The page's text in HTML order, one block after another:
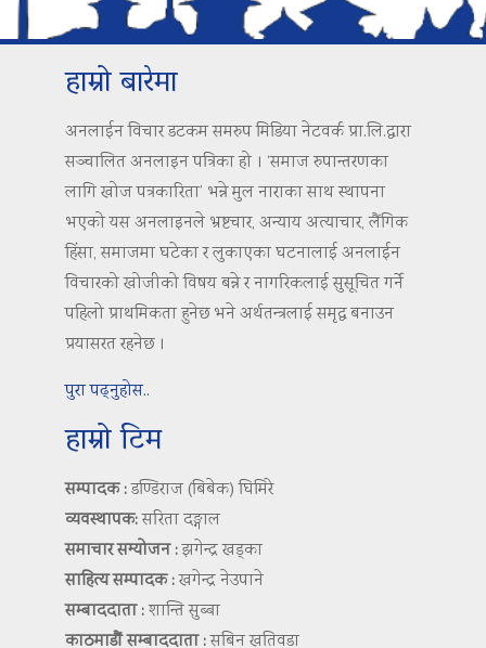
हाम्रो बारेमा
अनलाईन विचार डटकम समरुप मिडिया नेटवर्क प्रा.लि.द्वारा
सञ्चालित अनलाइन पत्रिका हो । ‘समाज रुपान्तरणका
लागि खोज पत्रकारिता’ भन्ने मुल नाराका साथ स्थापना
भएको यस अनलाइनले भ्रष्टचार, अन्याय अत्याचार, लैंगिक
हिंसा, समाजमा घटेका र लुकाएका घटनालाई अनलाईन
विचारको खोजीको विषय बन्ने र नागरिकलाई सुसूचित गर्ने
पहिलो प्राथमिकता हुनेछ भने अर्थतन्त्रलाई समृद्ध बनाउन
प्रयासरत रहनेछ ।
पुरा पढ्नुहोस..
हाम्रो टिम
सम्पादक :डण्डिराज (बिबेक) घिमिरे
व्यवस्थापक:सरिता दङ्गाल
समाचार सम्योजन :झगेन्द्र खड्का
साहित्य सम्पादक :खगेन्द्र नेउपाने
सम्बाददाता :शान्ति सुब्बा
काठमाडौं सम्बाददाता :सबिन खतिवडा